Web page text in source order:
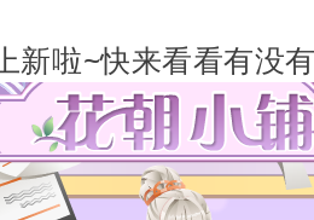
新啦~快来看看有没